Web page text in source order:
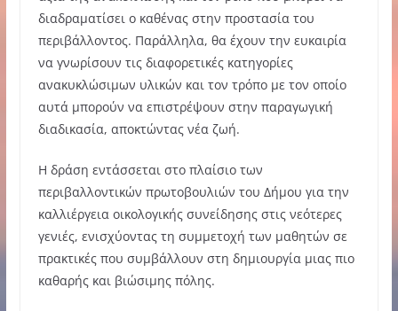
διαδραματίσει ο καθένας στην προστασία του
περιβάλλοντος. Παράλληλα, θα έχουν την ευκαιρία
να γνωρίσουν τις διαφορετικές κατηγορίες
ανακυκλώσιμων υλικών και τον τρόπο με τον οποίο
αυτά μπορούν να επιστρέψουν στην παραγωγική
διαδικασία, αποκτώντας νέα ζωή.
Η δράση εντάσσεται στο πλαίσιο των
περιβαλλοντικών πρωτοβουλιών του Δήμου για την
καλλιέργεια οικολογικής συνείδησης στις νεότερες
γενιές, ενισχύοντας τη συμμετοχή των μαθητών σε
πρακτικές που συμβάλλουν στη δημιουργία μιας πιο
καθαρής και βιώσιμης πόλης.